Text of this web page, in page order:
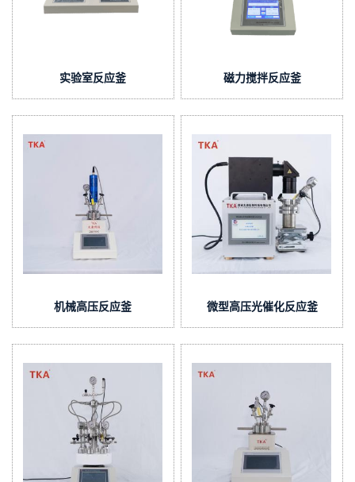
实验室反应釜 磁力搅拌反应釜
机械高压反应釜 微型高压光催化反应釜